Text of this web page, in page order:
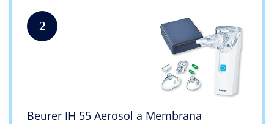
2
Beurer IH 55 Aerosol a Membrana